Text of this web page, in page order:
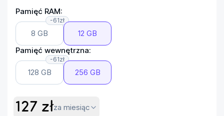
Pamięć RAM:
-61zł
8 GB
12 GB
Pamięć wewnętrzna:
-61zł
128 GB 256 GB
127 złza miesiąc